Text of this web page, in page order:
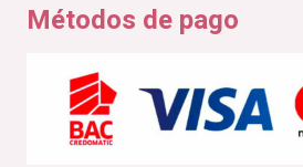
Métodos de pago